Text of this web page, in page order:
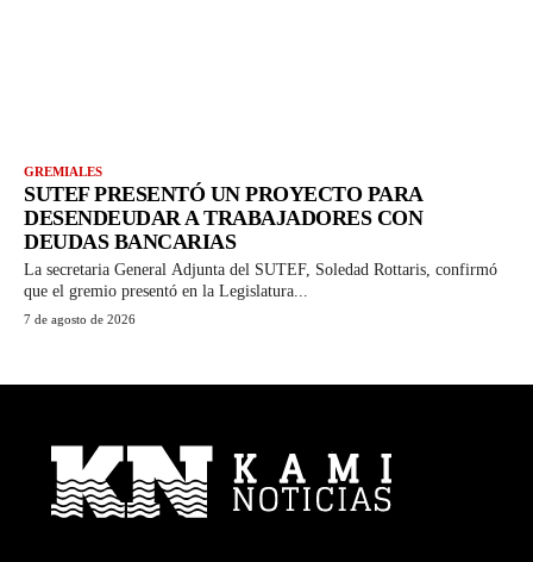
GREMIALES
SUTEF PRESENTÓ UN PROYECTO PARA
DESENDEUDAR A TRABAJADORES CON
DEUDAS BANCARIAS
La secretaria General Adjunta del SUTEF, Soledad Rottaris, confirmó
que el gremio presentó en la Legislatura...
7 de agosto de 2026